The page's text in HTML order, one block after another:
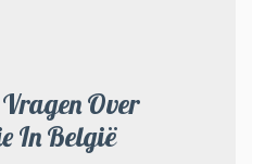
Over
In België